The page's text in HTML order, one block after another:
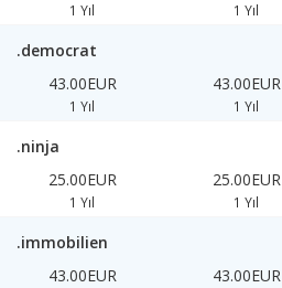
1 Yıl 1 Yıl
.democrat
43.00EUR
1 Yıl
43.00EUR
1 Yıl
.ninja
25.00EUR
1 Yıl
25.00EUR
1 Yıl
.immobilien
43.00EUR
43.00EUR